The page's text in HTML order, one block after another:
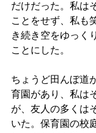
だけだった。私は
ことをせず、私も
き続き空をゆっく
ことにした。
ちょうど田んぼ道
育園があり、私は
が、友人の多くは
いた。保育園の校